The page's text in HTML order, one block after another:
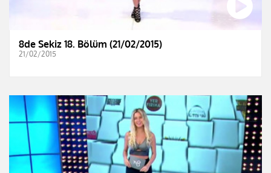
8de Sekiz 18. Bölüm (21/02/2015)
21/02/2015